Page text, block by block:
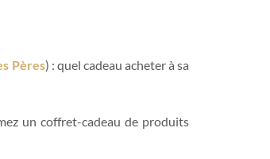
Pères) : quel cadeau acheter à sa
un coffret-cadeau de produits